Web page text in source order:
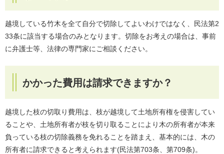
越境している竹木を全て自分で切除してよいわけではなく、民法第2
33条に該当する場合のみとなります。切除をお考えの場合は、事前
に弁護士等、法律の専門家にご相談ください。
かかった費用は請求できますか？
越境した枝の切取り費用は、枝が越境して土地所有権を侵害してい
ることや、土地所有者が枝を切り取ることにより木の所有者が本来
負っている枝の切除義務を免れることを踏まえ、基本的には、木の
所有者に請求できると考えられます(民法第703条、第709条)。